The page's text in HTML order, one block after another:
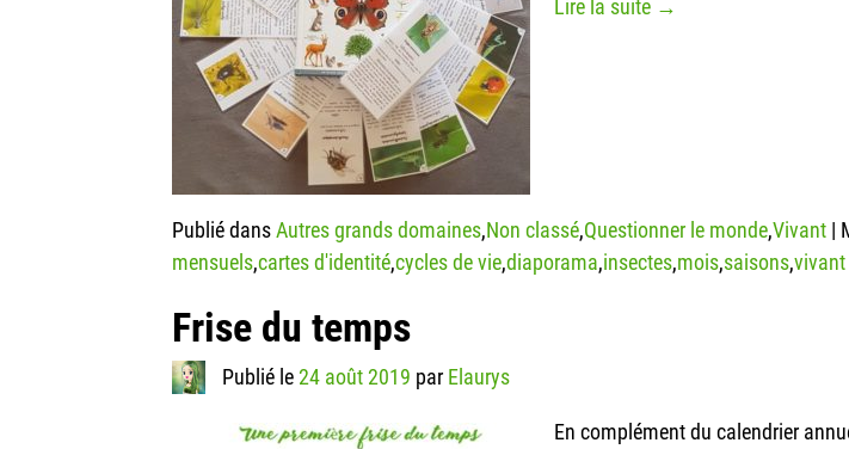
Lire la suite →
Publié dansAutres grands domaines,Non classé,Questionner le monde,Vivant |
mensuels,cartes d'identité,cycles de vie,diaporama,insectes,mois,saisons,vivant
Frise du temps
Publié le 24 août 2019 par Elaurys
En complément du calendrier